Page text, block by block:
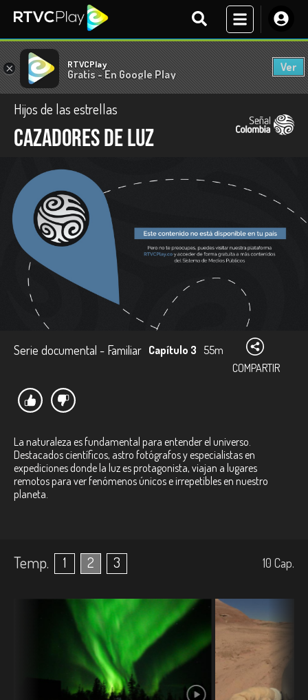
× RTVCPlay
Gratis - En Google Play
Ver
Hijos de las estrellas
Cazadores de luz
Serie documental - Familiar Capítulo 3 55m
COMPARTIR
La naturaleza es fundamental para entender el universo.
Destacados científicos, astro fotógrafos y especialistas en
expediciones donde la luz es protagonista, viajan a lugares
remotos para ver fenómenos únicos e irrepetibles en nuestro
planeta.
Temp. 1 2 3 10 Cap.